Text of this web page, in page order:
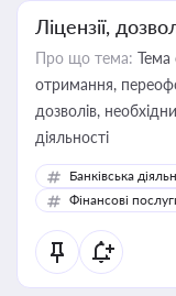
Ліцензії,
Про що тема: Тема
отримання,
дозволів,
діяльності
Банківська
Фінансові